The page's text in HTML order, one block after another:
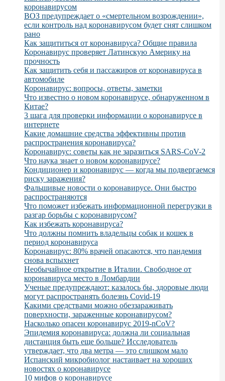
коронавирусом
ВОЗ предупреждает о «смертельном возрождении»,
если контроль над коронавирусом будет снят слишком
рано
Как защититься от коронавируса? Общие правила
Коронавирус проверяет Латинскую Америку на
прочность
Как защитить себя и пассажиров от коронавируса в
автомобиле
Коронавирус: вопросы, ответы, заметки
Что известно о новом коронавирусе, обнаруженном в
Китае?
3 шага для проверки информации о коронавирусе в
интернете
Какие домашние средства эффективны против
распространения коронавируса?
Коронавирус: советы как не заразиться SARS-CoV-2
Что наука знает о новом коронавирусе?
Кондиционер и коронавирус — когда мы подвергаемся
риску заражения?
Фальшивые новости о коронавирусе. Они быстро
распространяются
Что поможет избежать информационной перегрузки в
разгар борьбы с коронавирусом?
Как избежать коронавируса?
Что должны помнить владельцы собак и кошек в
период коронавируса
Коронавирус: 80% врачей опасаются, что пандемия
снова вспыхнет
Необычайное открытие в Италии. Свободное от
коронавируса место в Ломбардии
Ученые предупреждают: казалось бы, здоровые люди
могут распространять болезнь Covid-19
Какими средствами можно обеззараживать
поверхности, зараженные коронавирусом?
Насколько опасен коронавирус 2019-nCoV?
Эпидемия коронавируса: должна ли социальная
дистанция быть еще больше? Исследователь
утверждает, что два метра — это слишком мало
Испанский микробиолог настаивает на хороших
новостях о коронавирусе
10 мифов о коронавирусе